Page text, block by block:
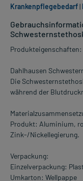
Produkteigenschaften:
Dahlhausen
Die
während der
Produkt: Aluminium,
Zink-/Nickellegierung.
Verpackung:
Einzelverpackung:
Umkarton: Wellpappe
Krankenpflegebedarf|